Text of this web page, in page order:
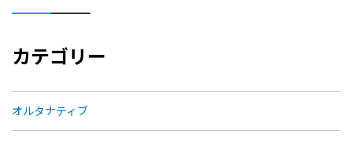
カテゴリー
オルタナティブ